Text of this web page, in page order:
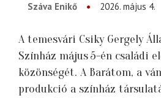
Száva Enikő 2026. május 4.
A temesvári Csiky Gergely
Színház május 5-én családi
közönségét. A Barátom, a
produkció a színház